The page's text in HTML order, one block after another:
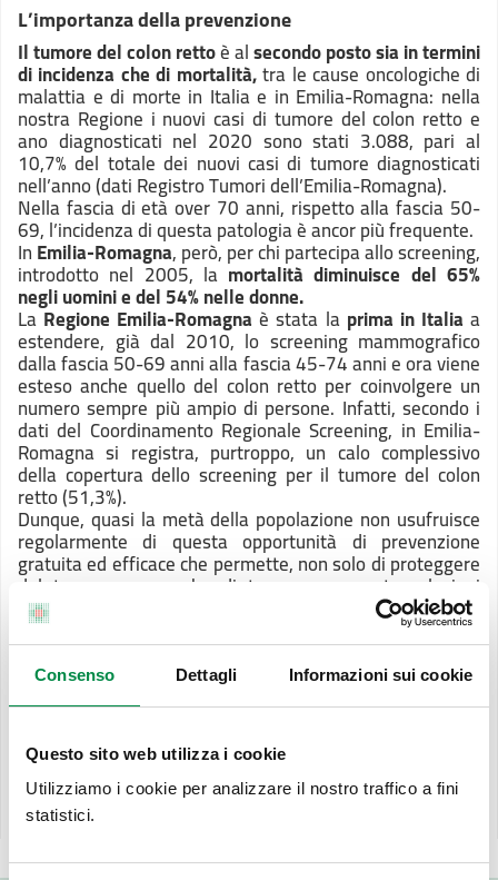
Consenso Dettagli Informazioni sui cookie
Questo sito web utilizza i cookie
Utilizziamo i cookie per analizzare il nostro traffico a fini
statistici.
L’importanza della prevenzione
Il tumore del colon rettoè alsecondo posto sia in termini
di incidenza che di mortalità,tra le cause oncologiche di
malattia e di morte in Italia e in Emilia-Romagna: nella
nostra Regione i nuovi casi di tumore del colon retto e
ano diagnosticati nel 2020 sono stati 3.088, pari al
10,7% del totale dei nuovi casi di tumore diagnosticati
nell’anno (dati Registro Tumori dell’Emilia-Romagna).
Nella fascia di età over 70 anni, rispetto alla fascia 50-
69, l’incidenza di questa patologia è ancor più frequente.
InEmilia-Romagna, però, per chi partecipa allo screening,
introdotto nel 2005, lamortalità diminuisce del 65%
negli uomini e del 54% nelle donne.
LaRegione Emilia-Romagna è stata la prima in Italia a
estendere, già dal 2010, lo screening mammografico
dalla fascia 50-69 anni alla fascia 45-74 anni e ora viene
esteso anche quello del colon retto per coinvolgere un
numero sempre più ampio di persone. Infatti, secondo i
dati del Coordinamento Regionale Screening, in Emilia-
Romagna si registra, purtroppo, un calo complessivo
della copertura dello screening per il tumore del colon
retto (51,3%).
Dunque, quasi la metà della popolazione non usufruisce
regolarmente di questa opportunità di prevenzione
gratuita ed efficace che permette, non solo di proteggere
dal tumore, ma anche di trovare e asportare lesioni
pretumorali, prima che diventino tumori.
Aderisci anche tu allo screening del colon retto
Vai alla pagina dell'Ausl di Imola che ti spiega le
Ultimo aggiornamento pagina:
07 Gennaio 2025